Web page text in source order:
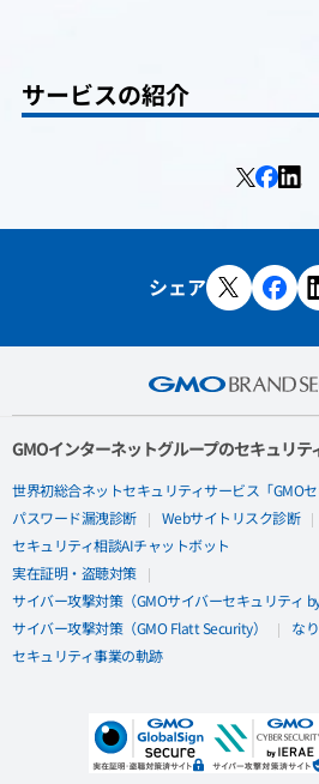
サービスの紹介
シェア
GMOインターネットグループのセキュリ
世界初総合ネットセキュリティサービス「GMO
パスワード漏洩診断 Webサイトリスク診断
セキュリティ相談AIチャットボット
実在証明・盗聴対策
サイバー攻撃対策（GMOサイバーセキュリティ
サイバー攻撃対策（GMO Flatt Security） な
セキュリティ事業の軌跡